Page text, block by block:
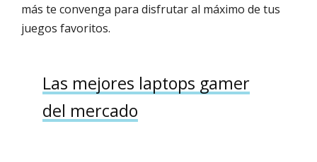
más te convenga para disfrutar al máximo de tus
juegos favoritos.
Las mejores laptops gamer
del mercado